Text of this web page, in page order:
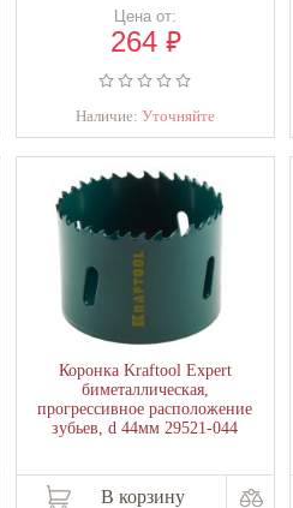
Цена от:
264 ₽
Наличие:Уточняйте
Коронка Kraftool Expert
биметаллическая,
прогрессивное расположение
зубьев, d 44мм 29521-044
В корзину